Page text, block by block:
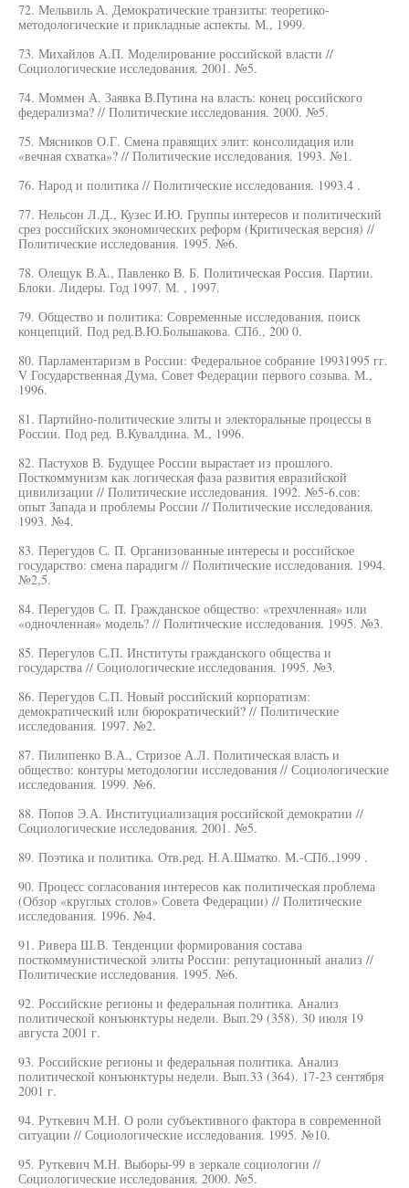
72. Мельвиль А. Демократические транзиты: теоретико-
методологические и прикладные аспекты. М., 1999.
73. Михайлов А.П. Моделирование российской власти //
Социологические исследования. 2001. №5.
74. Моммен А. Заявка В.Путина на власть: конец российского
федерализма? // Политические исследования. 2000. №5.
75. Мясников О.Г. Смена правящих элит: консолидация или
«вечная схватка»? // Политические исследования. 1993. №1.
76. Народ и политика // Политические исследования. 1993.4 .
77. Нельсон Л.Д., Кузес И.Ю. Группы интересов и политический
срез российских экономических реформ (Критическая версия) //
Политические исследования. 1995. №6.
78. Олещук В.А., Павленко В. Б. Политическая Россия. Партии.
Блоки. Лидеры. Год 1997. М. , 1997.
79. Общество и политика: Современные исследования, поиск
концепций. Под ред.В.Ю.Большакова. СПб., 200 0.
80. Парламентаризм в России: Федеральное собрание 19931995 гг.
V Государственная Дума, Совет Федерации первого созыва. М.,
1996.
81. Партийно-политические элиты и электоральные процессы в
России. Под ред. В.Кувалдина. М., 1996.
82. Пастухов В. Будущее России вырастает из прошлого.
Посткоммунизм как логическая фаза развития евразийской
цивилизации // Политические исследования. 1992. №5-6.сов:
опыт Запада и проблемы России // Политические исследования.
1993. №4.
83. Перегудов С. П. Организованные интересы и российское
государство: смена парадигм // Политические исследования. 1994.
№2,5.
84. Перегудов С. П. Гражданское общество: «трехчленная» или
«одночленная» модель? // Политические исследования. 1995. №3.
85. Перегулов С.П. Институты гражданского общества и
государства // Социологические исследования. 1995. №3.
86. Перегудов С.П. Новый российский корпоратизм:
демократический или бюрократический? // Политические
исследования. 1997. №2.
87. Пилипенко В.А., Стризое А.Л. Политическая власть и
общество: контуры методологии исследования // Социологические
исследования. 1999. №6.
88. Попов Э.А. Институциализация российской демократии //
Социологические исследования. 2001. №5.
89. Поэтика и политика. Отв.ред. Н.А.Шматко. М.-СПб.,1999 .
90. Процесс согласования интересов как политическая проблема
(Обзор «круглых столов» Совета Федерации) // Политические
исследования. 1996. №4.
91. Ривера Ш.В. Тенденции формирования состава
посткоммунистической элиты России: репутационный анализ //
Политические исследования. 1995. №6.
92. Российские регионы и федеральная политика. Анализ
политической конъюнктуры недели. Вып.29 (358). 30 июля 19
августа 2001 г.
93. Российские регионы и федеральная политика. Анализ
политической конъюнктуры недели. Вып.33 (364). 17-23 сентября
2001 г.
94. Руткевич М.Н. О роли субъективного фактора в современной
ситуации // Социологические исследования. 1995. №10.
95. Руткевич М.Н. Выборы-99 в зеркале социологии //
Социологические исследования. 2000. №5.